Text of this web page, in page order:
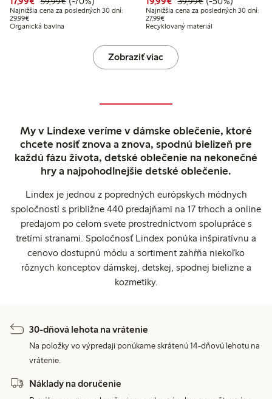
Najnižšia cena za posledných 30 dní:
29,99€Najnižšia cena za posledných 30 dní: 29,99 €
Organická bavlna
Najnižšia cena za posledných 30 dní:
27,99€Najnižšia cena za posledných 30
Recyklovaný materiál
Zobraziť viac
My v Lindexe veríme v dámske oblečenie, ktoré
chcete nosiť znova a znova, spodnú bielizeň pre
každú fázu života, detské oblečenie na nekonečné
hry a najpohodlnejšie detské oblečenie.
Lindex je jednou z popredných európskych módnych
spoločností s približne 440 predajňami na 17 trhoch a online
predajom po celom svete prostredníctvom spolupráce s
tretími stranami. Spoločnosť Lindex ponúka inšpiratívnu a
cenovo dostupnú módu a sortiment zahŕňa niekoľko
rôznych konceptov dámskej, detskej, spodnej bielizne a
kozmetiky.
30-dňová lehota na vrátenie
Na položky vo výpredaji ponúkame skrátenú 14-dňovú lehotu na
vrátenie.
Náklady na doručenie